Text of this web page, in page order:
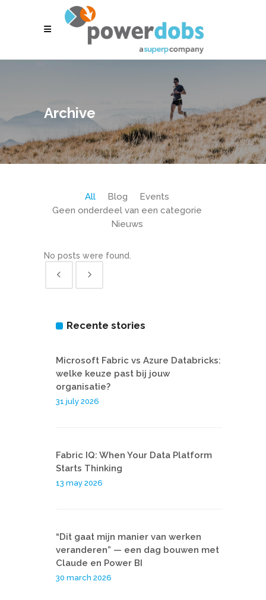
Archive
All Blog
Events
Geen onderdeel van een categorie
Nieuws
No posts were found.
Recente stories
Microsoft Fabric vs Azure Databricks:
welke keuze past bij jouw
organisatie?
31 july 2026
Fabric IQ: When Your Data Platform
Starts Thinking
13 may 2026
“Dit gaat mijn manier van werken
veranderen” — een dag bouwen met
Claude en Power BI
30 march 2026